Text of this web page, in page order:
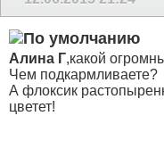
Алина Г,какой
Чем подкармливаете?
А флоксик
цветет!